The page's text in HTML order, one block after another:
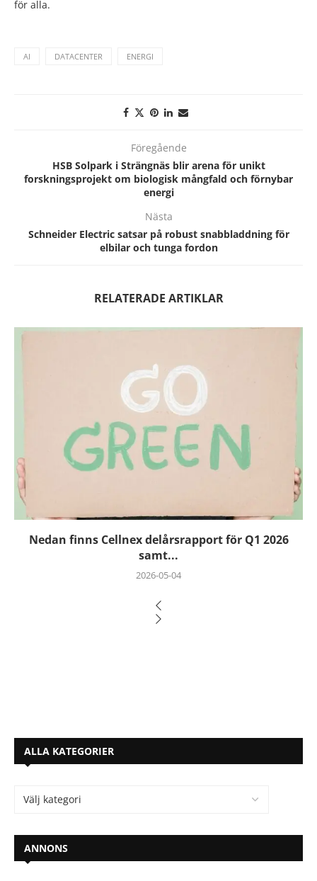
för alla.
AI DATACENTER ENERGI
Föregående
HSB Solpark i Strängnäs blir arena för unikt
forskningsprojekt om biologisk mångfald och förnybar
energi
Nästa
Schneider Electric satsar på robust snabbladdning för
elbilar och tunga fordon
RELATERADE ARTIKLAR
Nedan finns Cellnex delårsrapport för Q1 2026
samt...
2026-05-04
ALLA KATEGORIER
ANNONS